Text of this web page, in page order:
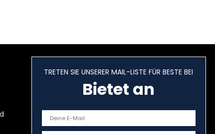
TRETEN SIE UNSERER MAIL-LISTE FÜR BESTE BEI
Bietet an